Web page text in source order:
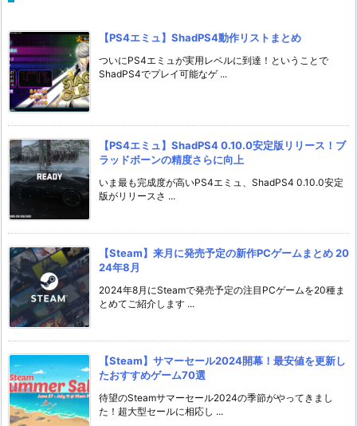
【PS4エミュ】ShadPS4動作リストまとめ
ついにPS4エミュが実用レベルに到達！ということで
ShadPS4でプレイ可能なゲ ...
【PS4エミュ】ShadPS4 0.10.0安定版リリース！ブ
ラッドボーンの精度さらに向上
いま最も完成度が高いPS4エミュ、ShadPS4 0.10.0安定
版がリリースさ ...
【Steam】来月に発売予定の新作PCゲームまとめ 20
24年8月
2024年8月にSteamで発売予定の注目PCゲームを20種ま
とめてご紹介します ...
【Steam】サマーセール2024開幕！最安値を更新し
たおすすめゲーム70選
待望のSteamサマーセール2024の季節がやってきまし
た！超大型セールに相応し ...